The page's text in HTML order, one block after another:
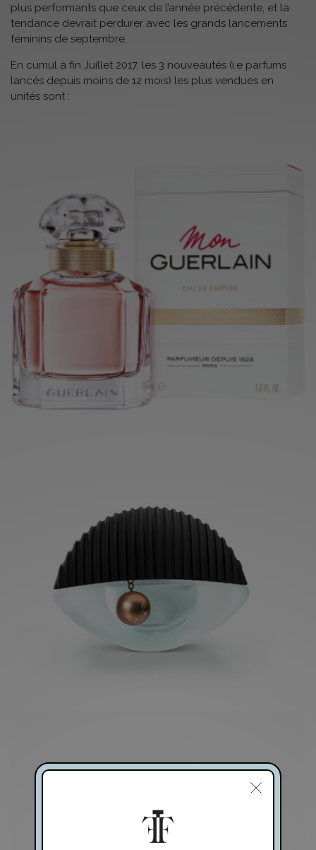
plus performants que ceux de l’année précédente, et la
tendance devrait perdurer avec les grands lancements
féminins de septembre.
En cumul à fin Juillet 2017, les 3 nouveautés (i.e parfums
lancés depuis moins de 12 mois) les plus vendues en
unités sont :